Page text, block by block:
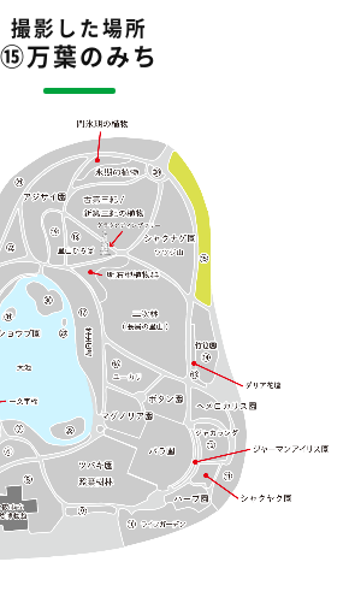
撮影した場所
⑮万葉のみち